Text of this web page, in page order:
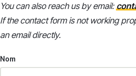
You can also reach us by email:
If the contact form is not working
an email directly.
Nom